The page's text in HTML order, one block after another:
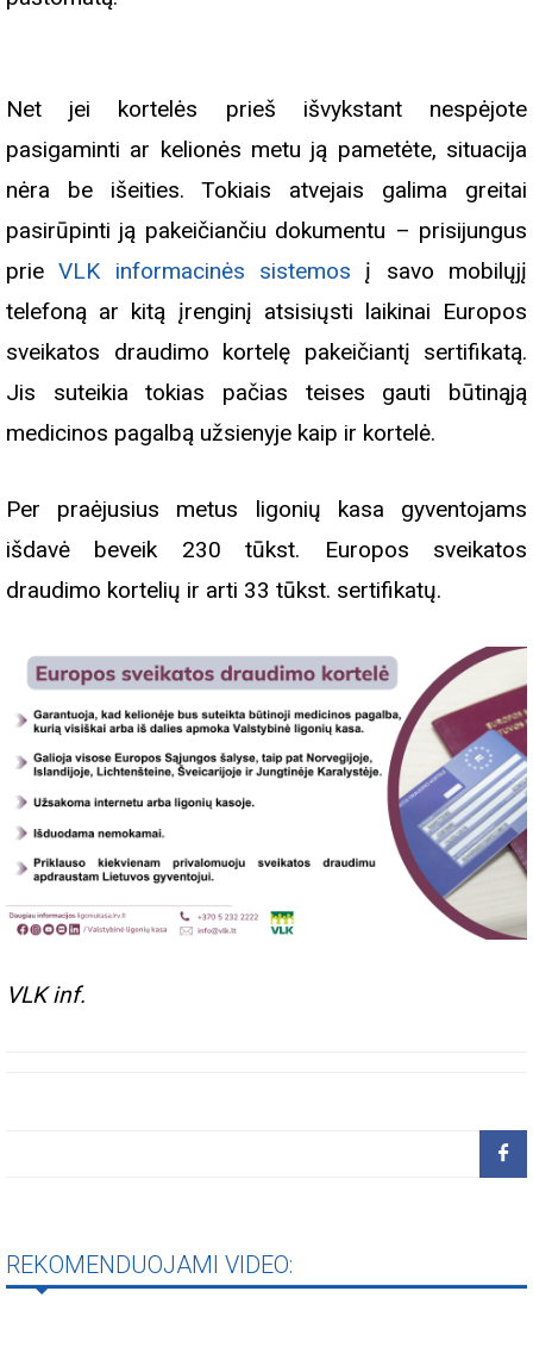
Net jei kortelės prieš išvykstant nespėjote
pasigaminti ar kelionės metu ją pametėte, situacija
nėra be išeities. Tokiais atvejais galima greitai
pasirūpinti ją pakeičiančiu dokumentu – prisijungus
prie VLK informacinės sistemos
į savo mobilųjį
telefoną ar kitą įrenginį atsisiųsti laikinai Europos
sveikatos draudimo kortelę pakeičiantį sertifikatą.
Jis suteikia tokias pačias teises gauti būtinąją
medicinos pagalbą užsienyje kaip ir kortelė.
Per praėjusius metus ligonių kasa gyventojams
išdavė beveik 230 tūkst. Europos sveikatos
draudimo kortelių ir arti 33 tūkst. sertifikatų.
VLK inf.
REKOMENDUOJAMI VIDEO: